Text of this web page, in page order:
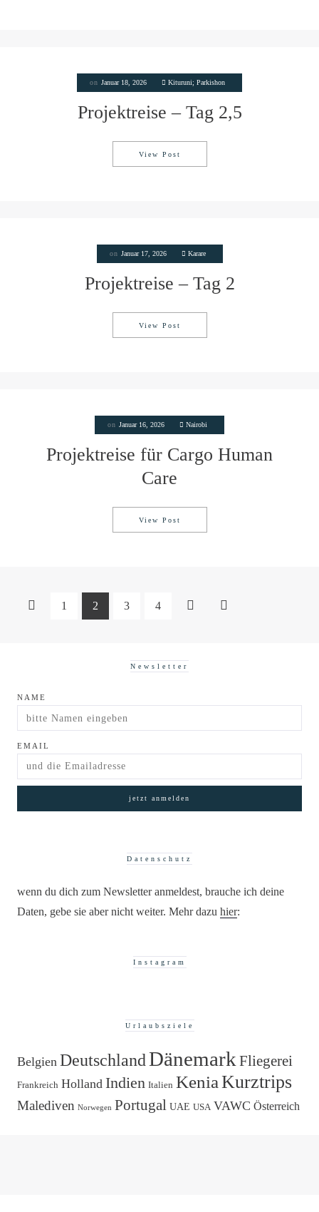
on Januar 18, 2026 Kituruni; Parkishon
Projektreise – Tag 2,5
View Post
on Januar 17, 2026 Karare
Projektreise – Tag 2
View Post
on Januar 16, 2026 Nairobi
Projektreise für Cargo Human
Care
View Post
1 2 3 4
Newsletter
NAME
EMAIL
Datenschutz
wenn du dich zum Newsletter anmeldest, brauche ich deine
Daten, gebe sie aber nicht weiter. Mehr dazu hier:
Instagram
Urlaubsziele
Belgien DeutschlandDänemark Fliegerei
Frankreich Holland Indien Italien KeniaKurztrips
Malediven Norwegen Portugal UAE USA VAWC Österreich